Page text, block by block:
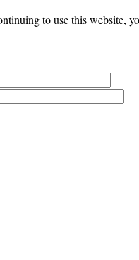
to use this website,